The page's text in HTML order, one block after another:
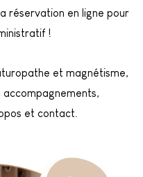
réservation en ligne pour
!
et magnétisme,
accompagnements,
et contact.